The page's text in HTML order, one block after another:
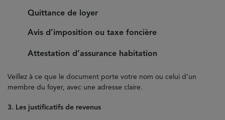
Quittance de loyer
Avis d’imposition ou taxe foncière
Attestation d’assurance habitation
Veillez à ce que le document porte votre nom ou celui d’un
membre du foyer, avec une adresse claire.
3. Les justificatifs de revenus